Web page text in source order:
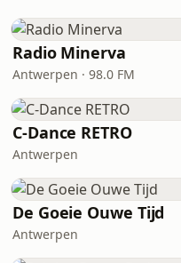
Radio Minerva
Antwerpen · 98.0 FM
C-Dance RETRO
Antwerpen
De Goeie Ouwe Tijd
Antwerpen